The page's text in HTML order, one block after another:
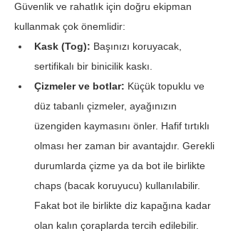
Güvenlik ve rahatlık için doğru ekipman
kullanmak çok önemlidir:
Kask (Tog): Başınızı koruyacak,
sertifikalı bir binicilik kaskı.
Çizmeler ve botlar: Küçük topuklu ve
düz tabanlı çizmeler, ayağınızın
üzengiden kaymasını önler. Hafif tırtıklı
olması her zaman bir avantajdır. Gerekli
durumlarda çizme ya da bot ile birlikte
chaps (bacak koruyucu) kullanılabilir.
Fakat bot ile birlikte diz kapağına kadar
olan kalın çoraplarda tercih edilebilir.